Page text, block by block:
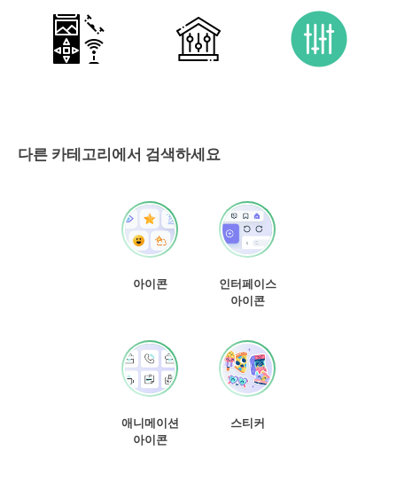
다른 카테고리에서 검색하세요
아이콘
인터페이스
아이콘
애니메이션
아이콘
스티커